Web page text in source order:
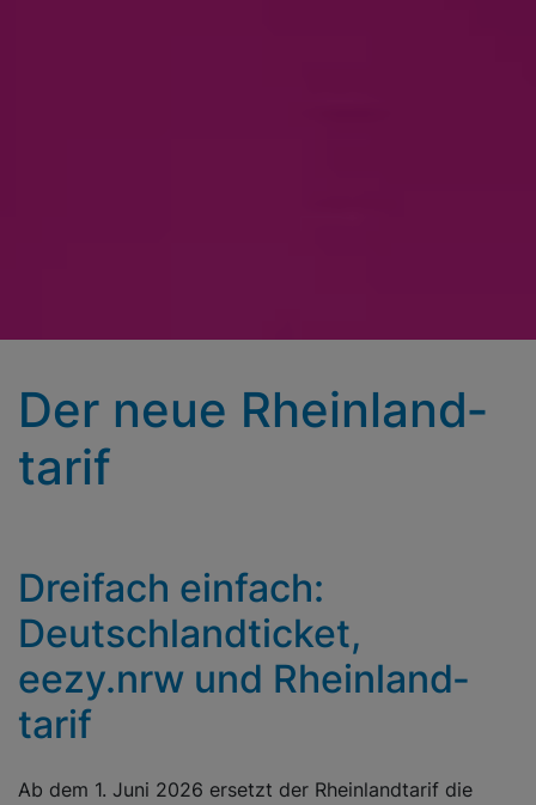
Der neue Rhein­land­
tarif
Dreifach einfach:
Deutschland­ticket,
eezy.nrw und Rhein­land­
tarif
Ab dem 1. Juni 2026 ersetzt der Rheinlandtarif die